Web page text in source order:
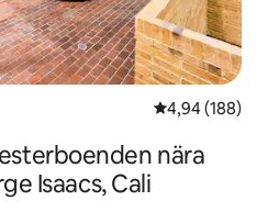
4,94 av 5 i
4,94 (188)
nära
Isaacs, Cali